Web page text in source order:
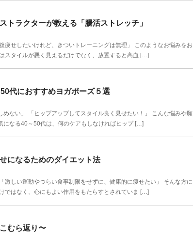
トラクターが教える「腸活ストレッチ」
痩せしたいけれど、きついトレーニングは無理」 このようなお悩みをお
スタイルが悪く見えるだけでなく、放置すると高血 […]
代におすすめヨガポーズ５選
めない」 「ヒップアップしてスタイル良く見せたい！」 こんな悩みや願
になる40～50代は、何のケアもしなければヒップ […]
になるためのダイエット法
激しい運動やつらい食事制限をせずに、健康的に痩せたい」 そんな方に
ではなく、心にもよい作用をもたらすとされていま […]
むら返り〜